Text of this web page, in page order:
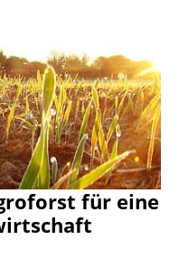
für eine